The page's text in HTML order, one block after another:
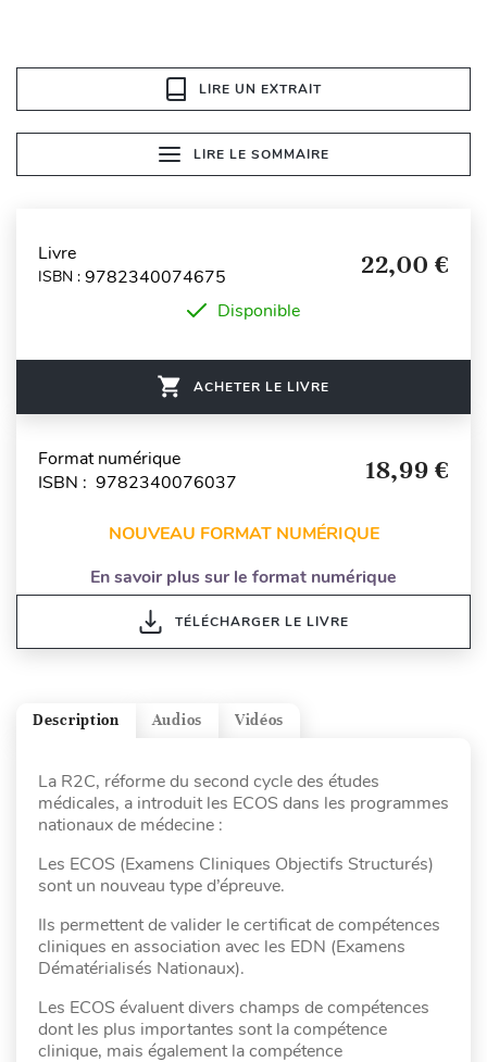
LIRE UN EXTRAIT
LIRE LE SOMMAIRE
Livre
ISBN : 9782340074675 22,00 €
Disponible
ACHETER LE LIVRE
Format numérique
ISBN : 9782340076037
18,99 €
NOUVEAU FORMAT NUMÉRIQUE
En savoir plus sur le format numérique
TÉLÉCHARGER LE LIVRE
Vidéos
Audios
Description
La R2C, réforme du second cycle des études
médicales, a introduit les ECOS dans les programmes
nationaux de médecine :
Les ECOS (Examens Cliniques Objectifs Structurés)
sont un nouveau type d’épreuve.
Ils permettent de valider le certificat de compétences
cliniques en association avec les EDN (Examens
Dématérialisés Nationaux).
Les ECOS évaluent divers champs de compétences
dont les plus importantes sont la compétence
clinique, mais également la compétence